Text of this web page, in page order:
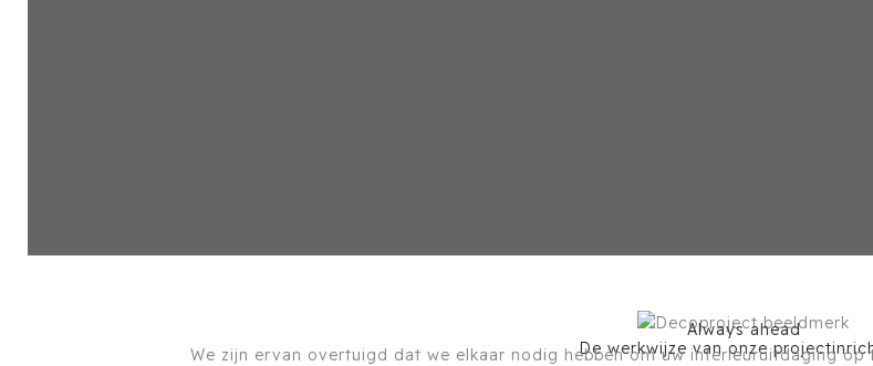
De werkwijze van onze
Always ahead
We zijn ervan overtuigd dat we elkaar nodig hebben om uw interieuruitdaging